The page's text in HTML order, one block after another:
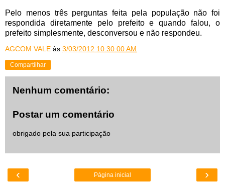
Pelo menos três perguntas feita pela população não foi
respondida diretamente pelo prefeito e quando falou, o
prefeito simplesmente, desconversou e não respondeu.
AGCOM VALE às 3/03/2012 10:30:00 AM
Compartilhar
Nenhum comentário:
Postar um comentário
obrigado pela sua participação
‹ ›
Página inicial